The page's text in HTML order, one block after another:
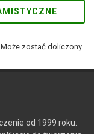
Może zostać doliczony
od 1999 roku.